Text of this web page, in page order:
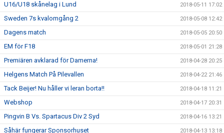
U16/U18 skånelag i Lund 2018-05-11 17:02
Sweden 7s kvalomgång 2 2018-05-08 12:42
Dagens match 2018-05-05 20:50
EM för F18 2018-05-01 21:28
Premiären avklarad för Damerna! 2018-04-28 20:25
Helgens Match På Pilevallen 2018-04-22 21:46
Tack Beijer! Nu håller vi leran borta!! 2018-04-18 11:21
Webshop 2018-04-17 20:31
Pingvin B Vs. Spartacus Div 2 Syd 2018-04-16 13:21
Såhär fungerar Sponsorhuset 2018-04-13 13:18